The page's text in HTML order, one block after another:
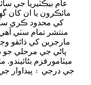
مائڪرون يا ان کان
کي محدود ڪري
منتشر تمام سٺي
مارجرين کي ذائقو
پاڻي جي مرحلي جو
ميٽامورفزم
جي درجي ۽ پيداوار